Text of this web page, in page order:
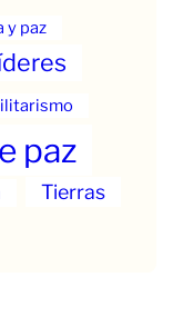
y paz
paz
Tierras